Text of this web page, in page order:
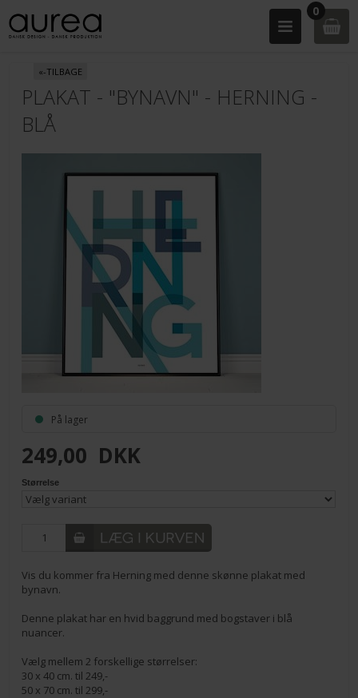
0
«-TILBAGE
PLAKAT - "BYNAVN" - HERNING -
BLÅ
På lager
249,00 DKK
Størrelse
Vis du kommer fra Herning med denne skønne plakat med
bynavn.
Denne plakat har en hvid baggrund med bogstaver i blå
nuancer.
Vælg mellem 2 forskellige størrelser:
30 x 40 cm. til 249,-
50 x 70 cm. til 299,-